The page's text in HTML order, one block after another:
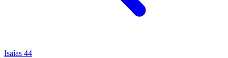
Isaías 44